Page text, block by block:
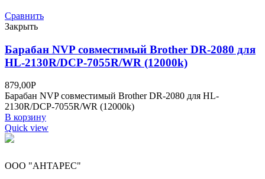
Сравнить
Закрыть
Барабан NVP совместимый Brother DR-2080 для
HL-2130R/DCP-7055R/WR (12000k)
879,00Р
Барабан NVP совместимый Brother DR-2080 для HL-
2130R/DCP-7055R/WR (12000k)
В корзину
Quick view
ООО "АНТАРЕС"